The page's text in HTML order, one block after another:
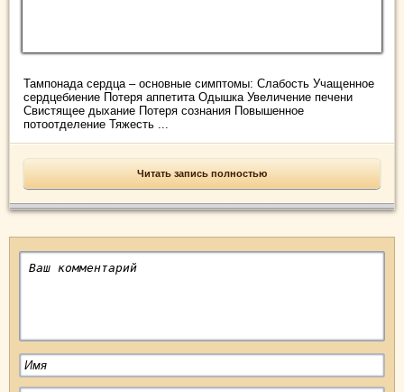
Тампонада сердца – основные симптомы: Слабость Учащенное
сердцебиение Потеря аппетита Одышка Увеличение печени
Свистящее дыхание Потеря сознания Повышенное
потоотделение Тяжесть ...
Читать запись полностью